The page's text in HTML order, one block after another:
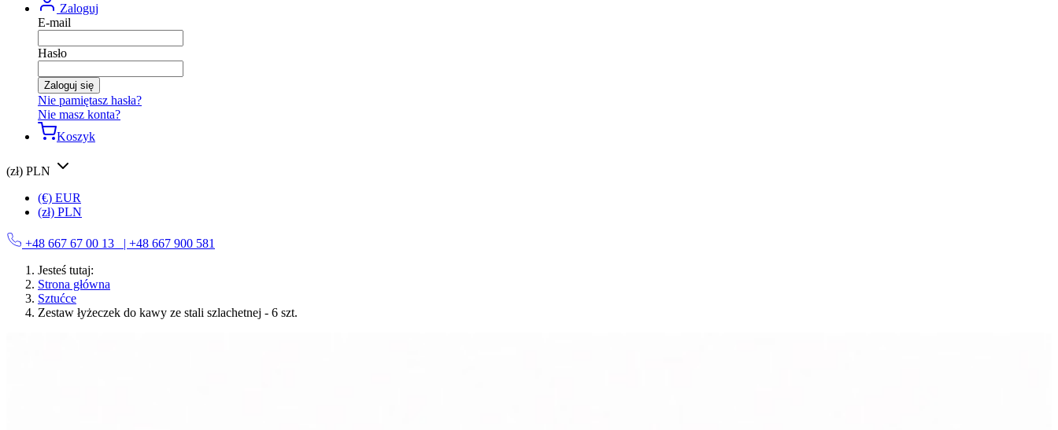
Zaloguj
E-mail
Hasło
Zaloguj się
Nie pamiętasz hasła?
Nie masz konta?
Koszyk
(zł) PLN
(€) EUR
(zł) PLN
+48 667 67 00 13
| +48 667 900 581
Jesteś tutaj:
Strona główna
Sztućce
Zestaw łyżeczek do kawy ze stali szlachetnej - 6 szt.